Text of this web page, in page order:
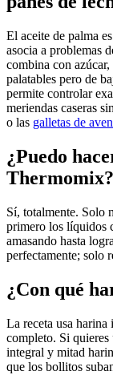
El aceite de palma
asocia a problemas
combina con
palatables pero de
permite controlar
meriendas caseras
o las galletas de
¿Puedo
Thermomix?
Sí, totalmente. Solo
primero los líquidos
amasando hasta
perfectamente; solo
¿Con qué
La receta usa harina
completo. Si quieres
integral y mitad
que los bollitos